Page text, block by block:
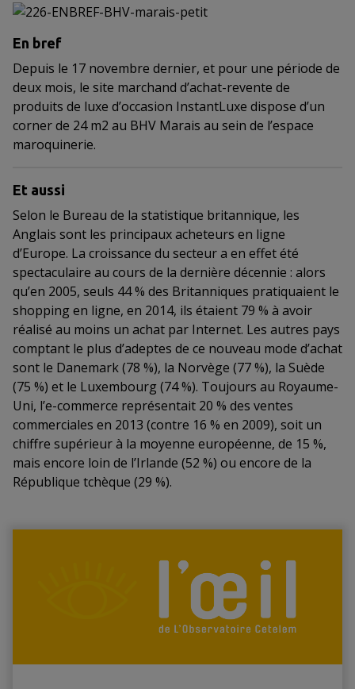
En bref
Depuis le 17 novembre dernier, et pour une période de
deux mois, le site marchand d’achat-revente de
produits de luxe d’occasion InstantLuxe dispose d’un
corner de 24 m2 au BHV Marais au sein de l’espace
maroquinerie.
Et aussi
Selon le Bureau de la statistique britannique, les
Anglais sont les principaux acheteurs en ligne
d’Europe. La croissance du secteur a en effet été
spectaculaire au cours de la dernière décennie : alors
qu’en 2005, seuls 44 % des Britanniques pratiquaient le
shopping en ligne, en 2014, ils étaient 79 % à avoir
réalisé au moins un achat par Internet. Les autres pays
comptant le plus d’adeptes de ce nouveau mode d’achat
sont le Danemark (78 %), la Norvège (77 %), la Suède
(75 %) et le Luxembourg (74 %). Toujours au Royaume-
Uni, l’e-commerce représentait 20 % des ventes
commerciales en 2013 (contre 16 % en 2009), soit un
chiffre supérieur à la moyenne européenne, de 15 %,
mais encore loin de l’Irlande (52 %) ou encore de la
République tchèque (29 %).